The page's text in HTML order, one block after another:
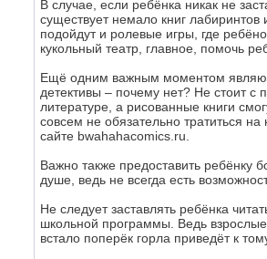
В случае, если ребёнка никак не
существует немало книг
подойдут и ролевые игры, где
кукольный театр, главное, помочь
Ещё одним важным моментом
детективы – почему нет? Не стоит с
литературе, а рисованные книги
совсем не обязательно тратиться
сайте bwahahacomics.ru.
Важно также предоставить ребёнку
душе, ведь не всегда есть
Не следует заставлять ребёнка
школьной программы. Ведь взрослые
встало поперёк горла приведёт к